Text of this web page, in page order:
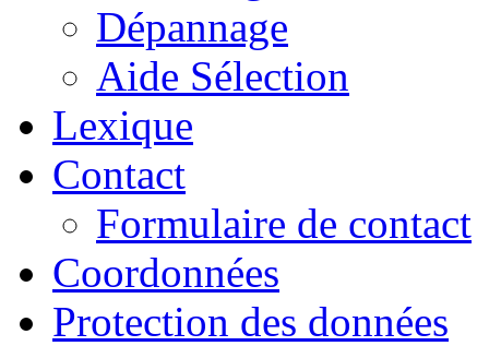
Dépannage
Aide Sélection
Lexique
Contact
Formulaire de contact
Coordonnées
Protection des données